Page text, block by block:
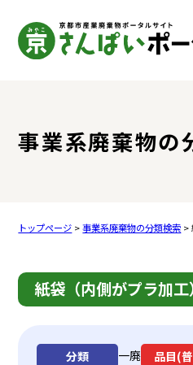
事業系廃棄物の
トップページ >事業系廃棄物の分類検索 >
紙袋（内側がプラ加工
分類 一廃 品目(